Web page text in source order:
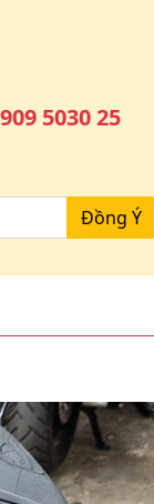
5030 25
Đồng Ý